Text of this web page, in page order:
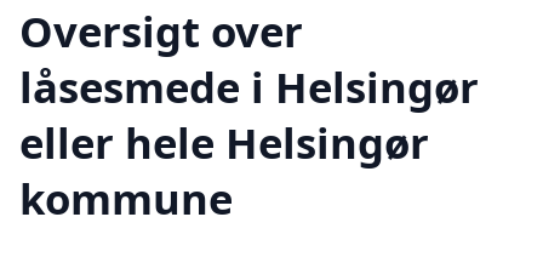
Oversigt over
låsesmede i Helsingør
eller hele Helsingør
kommune